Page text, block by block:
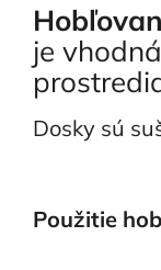
je
Dosky sú
Použitie